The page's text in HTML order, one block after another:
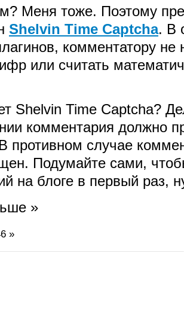
Меня тоже. Поэтому
Shelvin Time Captcha. В
комментатору не
или считать
Shelvin Time Captcha?
комментария должно
противном случае
Подумайте сами,
на блоге в первый раз,
»
»